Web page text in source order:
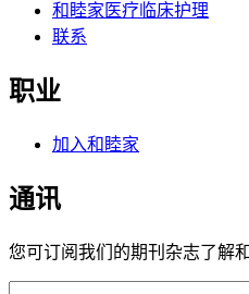
和睦家医疗临床护理
联系
职业
加入和睦家
通讯
您可订阅我们的期刊杂志了解